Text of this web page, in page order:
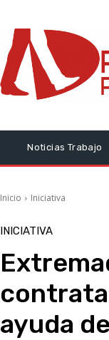
Noticias Trabajo
Inicio Iniciativa
INICIATIVA
ayuda